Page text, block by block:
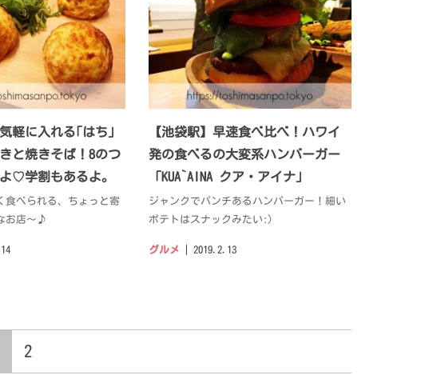
軽に入れる｢はち｣
と焼きそば！8のつ
♡学割もあるよ。
食べられる、ちょっと寄
お店〜♪
【池袋駅】早速食べ比べ！ハワイ
発の食べるの大変系ハンバーガー
「KUA`AINA クア・アイナ」
ジャンクでパンチあるハンバーガー！細い
ポテトはスナックみたい:)
グルメ 2019.2.13
2